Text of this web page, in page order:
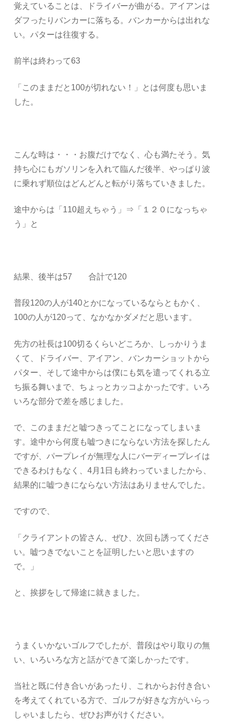
覚えていることは、ドライバーが曲がる。アイアンは
ダフったりバンカーに落ちる。バンカーからは出れな
い。パターは往復する。
前半は終わって63
「このままだと100が切れない！」とは何度も思いま
した。
こんな時は・・・お腹だけでなく、心も満たそう。気
持ち心にもガソリンを入れて臨んだ後半、やっぱり波
に乗れず順位はどんどんと転がり落ちていきました。
途中からは「110超えちゃう」⇒「１２０になっちゃ
う」と
結果、後半は57 合計で120
普段120の人が140とかになっているならともかく、
100の人が120って、なかなかダメだと思います。
先方の社長は100切るくらいどころか、しっかりうま
くて、ドライバー、アイアン、バンカーショットから
パター、そして途中からは僕にも気を遣ってくれる立
ち振る舞いまで、ちょっとカッコよかったです。いろ
いろな部分で差を感じました。
で、このままだと嘘つきってことになってしまいま
す。途中から何度も嘘つきにならない方法を探したん
ですが、パープレイが無理な人にバーディープレイは
できるわけもなく、4月1日も終わっていましたから、
結果的に嘘つきにならない方法はありませんでした。
ですので、
「クライアントの皆さん、ぜひ、次回も誘ってくださ
い。嘘つきでないことを証明したいと思いますの
で。」
と、挨拶をして帰途に就きました。
うまくいかないゴルフでしたが、普段はやり取りの無
い、いろいろな方と話ができて楽しかったです。
当社と既に付き合いがあったり、これからお付き合い
を考えてくれている方で、ゴルフが好きな方がいらっ
しゃいましたら、ぜひお声がけください。